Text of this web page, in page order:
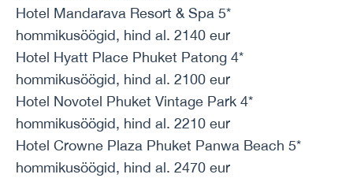
Hotel Mandarava Resort & Spa 5*
hommikusöögid, hind al. 2140 eur
Hotel Hyatt Place Phuket Patong 4*
hommikusöögid, hind al. 2100 eur
Hotel Novotel Phuket Vintage Park 4*
hommikusöögid, hind al. 2210 eur
Hotel Crowne Plaza Phuket Panwa Beach 5*
hommikusöögid, hind al. 2470 eur